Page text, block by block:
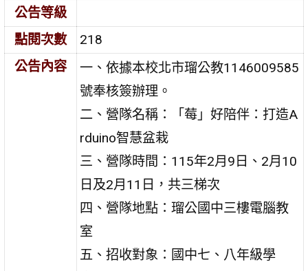
公告等級
點閱次數
218
公告內容
一、依據本校北市瑠公教1146009585
號奉核簽辦理。
二、營隊名稱：「莓」好陪伴：打造A
rduino智慧盆栽
三、營隊時間：115年2月9日、2月10
日及2月11日，共三梯次
四、營隊地點：瑠公國中三樓電腦教
室
五、招收對象：國中七、八年級學